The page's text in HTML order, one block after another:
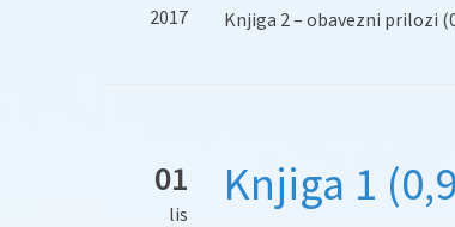
2017
Knjiga 2 – obavezni prilozi
01
lis
Knjiga 1